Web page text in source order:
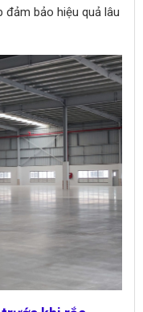
đảm bảo hiệu quả lâu